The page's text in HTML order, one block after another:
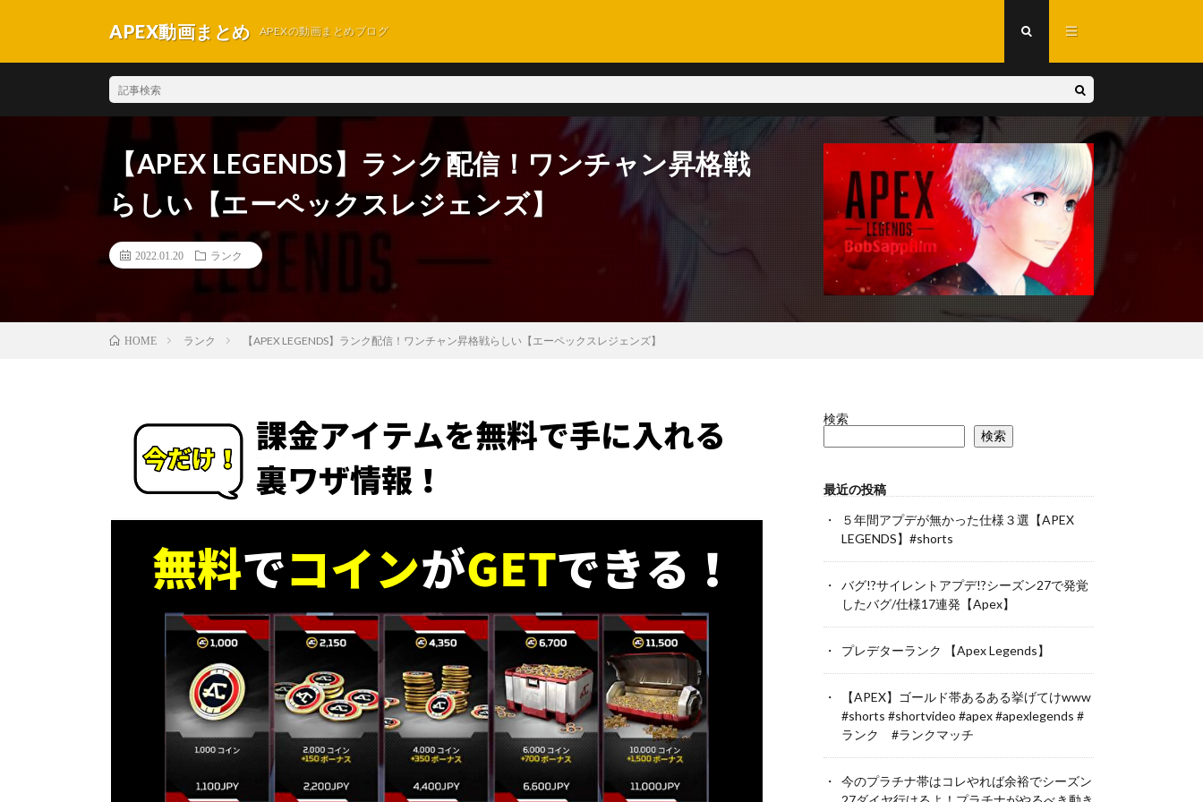
APEX動画まとめ APEXの動画まとめブログ
【APEX LEGENDS】ランク配信！ワンチャン昇格戦
らしい【エーペックスレジェンズ】
2022.01.20 ランク
HOME ランク 【APEX LEGENDS】ランク配信！ワンチャン昇格戦らしい【エーペックスレジェンズ】
検索
検索
最近の投稿
５年間アプデが無かった仕様３選【APEX
LEGENDS】#shorts
バグ!?サイレントアプデ!?シーズン27で発覚
したバグ/仕様17連発【Apex】
プレデターランク 【Apex Legends】
【APEX】ゴールド帯あるある挙げてけwww
#shorts #shortvideo #apex #apexlegends #
ランク #ランクマッチ
今のプラチナ帯はコレやれば余裕でシーズン